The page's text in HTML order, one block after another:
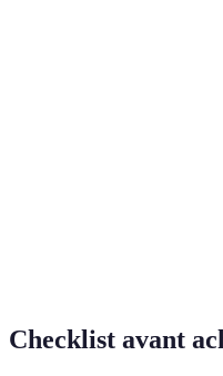
Checklist avant